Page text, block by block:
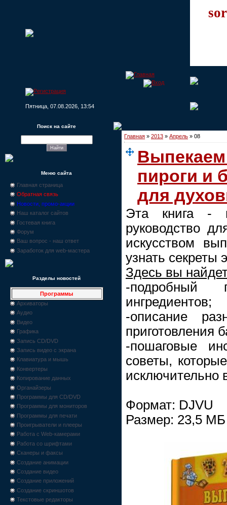
Пятница, 07.08.2026, 13:54
Поиск на сайте
Меню сайта
Главная страница
Обратная связь
Новости, промо-акции
Наш каталог сайтов
Гостевая книга
Форум
Ваш вопрос - наш ответ
Заработок для web-мастера
Разделы новостей
Программы
Архиваторы
Аудио
Видео
Графика
Запись CD/DVD
Запись видео с экрана
Клавиатура и мышь
Конвертеры
Копирование данных
Органайзеры
Программы для CD/DVD
Программы для мониторов
Программы для печати
Проигрыватели и плееры
Работа с Web-камерами
Работа со шрифтами
Сканеры и факсы
Создание анимации
Создание видео
Создание приложений
Создание скриншотов
Текстовые редакторы
Главная » 2013 » Апрель » 08
пироги и
для
Эта книга -
руководство
искусством
узнать секреты
Здесь вы
-подробный
ингредиентов;
-описание
приготовления
-пошаговые
советы,
исключительно
Формат: DJVU
Размер: 23,5 МБ